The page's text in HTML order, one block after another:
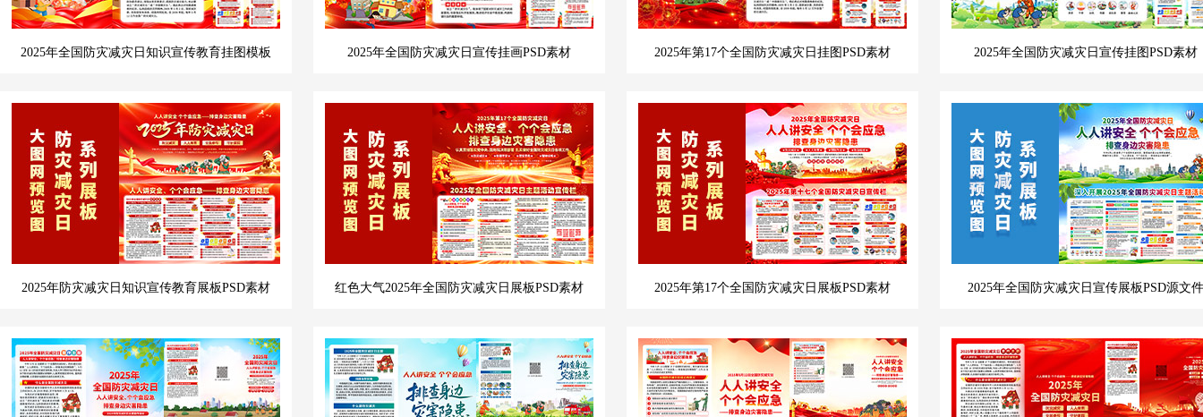
2025年全国防灾减灾日知识宣传教育挂图模板 2025年全国防灾减灾日宣传挂画PSD素材 2025年第17个全国防灾减灾日挂图PSD素材 2025年全国防灾减灾日宣传挂图PSD素材
2025年防灾减灾日知识宣传教育展板PSD素材 红色大气2025年全国防灾减灾日展板PSD素材 2025年第17个全国防灾减灾日展板PSD素材 2025年全国防灾减灾日宣传展板PSD源文件